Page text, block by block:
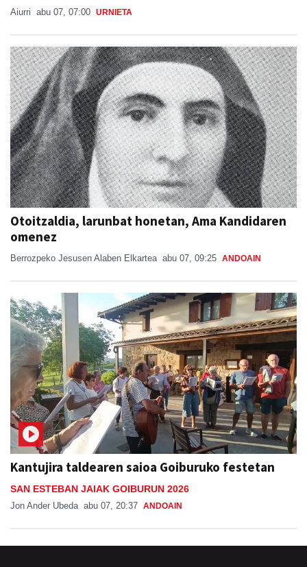
Aiurri abu 07, 07:00 URNIETA
Otoitzaldia, larunbat honetan, Ama Kandidaren
omenez
Berrozpeko Jesusen Alaben Elkartea abu 07, 09:25 ANDOAIN
Kantujira taldearen saioa Goiburuko festetan
SAN ESTEBAN JAIAK GOIBURUN 2026
Jon Ander Ubeda abu 07, 20:37 ANDOAIN